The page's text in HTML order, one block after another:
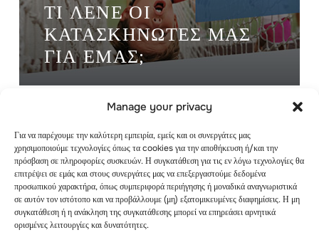
Manage your privacy
Για να παρέχουμε την καλύτερη εμπειρία, εμείς και οι συνεργάτες μας
χρησιμοποιούμε τεχνολογίες όπως τα cookies για την αποθήκευση ή/και την
πρόσβαση σε πληροφορίες συσκευών. Η συγκατάθεση για τις εν λόγω τεχνολογίες θα
επιτρέψει σε εμάς και στους συνεργάτες μας να επεξεργαστούμε δεδομένα
προσωπικού χαρακτήρα, όπως συμπεριφορά περιήγησης ή μοναδικά αναγνωριστικά
σε αυτόν τον ιστότοπο και να προβάλλουμε (μη) εξατομικευμένες διαφημίσεις. Η μη
συγκατάθεση ή η ανάκληση της συγκατάθεσης μπορεί να επηρεάσει αρνητικά
ορισμένες λειτουργίες και δυνατότητες.
ΤΙ ΛΈΝΕ ΟΙ
ΚΑΤΑΣΚΗΝΩΤΈΣ ΜΑΣ
ΓΙΑ ΕΜΆΣ;